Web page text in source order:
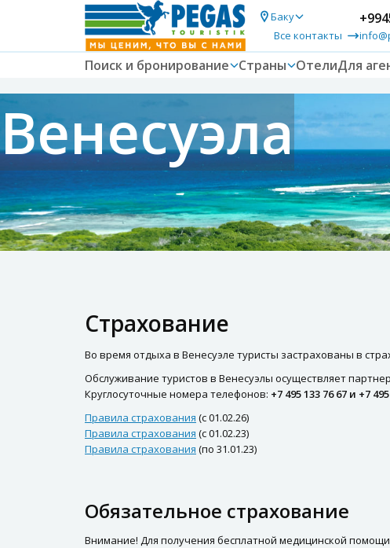
Баку
Все контакты
Поиск и бронирование Страны ОтелиДля
Венесуэла
Страхование
Во время отдыха в Венесуэле туристы застрахованы в
Обслуживание туристов в Венесуэлы осуществляет
Круглосуточные номера телефонов: +7 495 133 76 67 и +7
Правила страхования (с 01.02.26)
Правила страхования (с 01.02.23)
Правила страхования (по 31.01.23)
Обязательное страхование
Внимание! Для получения бесплатной медицинской